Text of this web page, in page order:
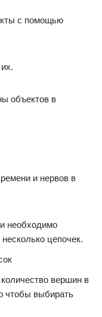
и нервов в
необходимо
цепочек.
вершин в
чтобы выбирать